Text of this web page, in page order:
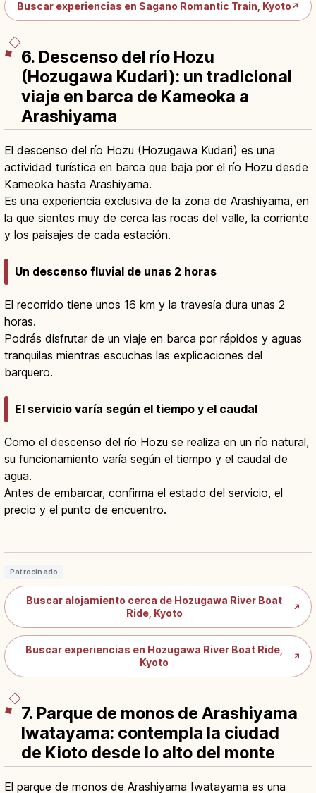
Buscar experiencias en Sagano Romantic Train, Kyoto ↗
6. Descenso del río Hozu
(Hozugawa Kudari): un tradicional
viaje en barca de Kameoka a
Arashiyama
El descenso del río Hozu (Hozugawa Kudari) es una
actividad turística en barca que baja por el río Hozu desde
Kameoka hasta Arashiyama.
Es una experiencia exclusiva de la zona de Arashiyama, en
la que sientes muy de cerca las rocas del valle, la corriente
y los paisajes de cada estación.
Un descenso fluvial de unas 2 horas
El recorrido tiene unos 16 km y la travesía dura unas 2
horas.
Podrás disfrutar de un viaje en barca por rápidos y aguas
tranquilas mientras escuchas las explicaciones del
barquero.
El servicio varía según el tiempo y el caudal
Como el descenso del río Hozu se realiza en un río natural,
su funcionamiento varía según el tiempo y el caudal de
agua.
Antes de embarcar, confirma el estado del servicio, el
precio y el punto de encuentro.
Hozugawa Kudari en Kioto: Descenso
Patrocinado
Buscar alojamiento cerca de Hozugawa River Boat
Ride, Kyoto
↗
Buscar experiencias en Hozugawa River Boat Ride,
Kyoto
↗
7. Parque de monos de Arashiyama
Iwatayama: contempla la ciudad
de Kioto desde lo alto del monte
El parque de monos de Arashiyama Iwatayama es una